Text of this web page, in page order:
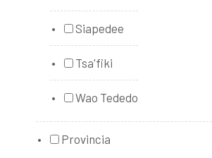
Siapedee
Tsa'fiki
Wao Tededo
Provincia